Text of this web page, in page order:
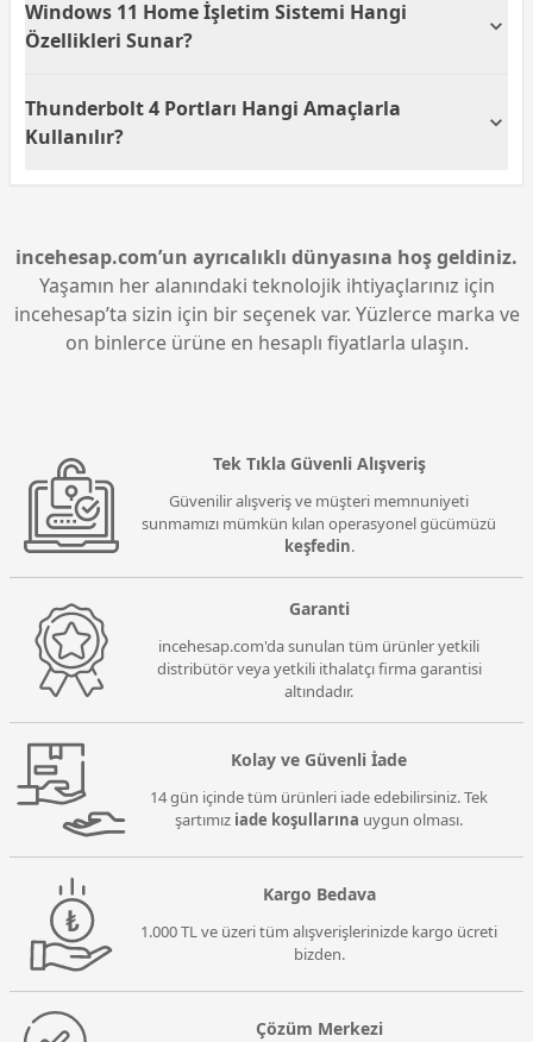
fazla uygulamayı sorunsuz çalıştırmasına olanak
tanır. Büyük bellek kapasitesi, oyuncular ve
Windows 11 Home İşletim Sistemi Hangi
Özellikleri Sunar?
işletim sistemi ile kullanıcı dostu bir arayüz ve
yenilikçi özellikler sunar. Çoklu görev desteği ve
sayesinde kullanıcı deneyimini üst düzeye taşır.
Thunderbolt 4 Portları Hangi Amaçlarla
Kullanılır?
MSI Stealth A16'nın Thunderbolt 4 portları,
şarjları için idealdir. Bu da kullanıcıya esneklik sağlar
ve donanım bağlantılarını kolaylaştırır.
incehesap.com’un ayrıcalıklı dünyasına hoş geldiniz.
Yaşamın her alanındaki teknolojik ihtiyaçlarınız için
incehesap’ta sizin için bir seçenek var. Yüzlerce marka ve
on binlerce ürüne en hesaplı fiyatlarla ulaşın.
Tek Tıkla Güvenli Alışveriş
Güvenilir alışveriş ve müşteri memnuniyeti
sunmamızı mümkün kılan operasyonel gücümüzü
keşfedin.
Garanti
incehesap.com'da sunulan tüm ürünler yetkili
distribütör veya yetkili ithalatçı firma garantisi
altındadır.
Kolay ve Güvenli İade
14 gün içinde tüm ürünleri iade edebilirsiniz. Tek
şartımız iade koşullarına uygun olması.
Kargo Bedava
1.000 TL ve üzeri tüm alışverişlerinizde kargo ücreti
bizden.
Çözüm Merkezi